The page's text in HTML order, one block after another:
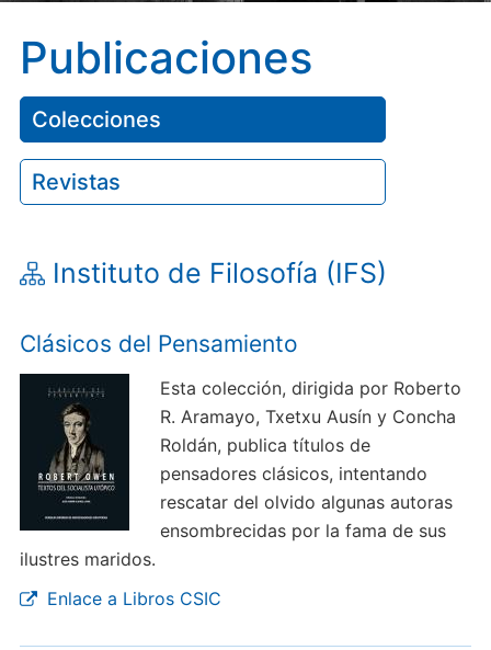
Publicaciones
Colecciones
Revistas
Instituto de Filosofía (IFS)
Clásicos del Pensamiento
Esta colección, dirigida por Roberto
R. Aramayo, Txetxu Ausín y Concha
Roldán, publica títulos de
pensadores clásicos, intentando
rescatar del olvido algunas autoras
ensombrecidas por la fama de sus
ilustres maridos.
Enlace a Libros CSIC